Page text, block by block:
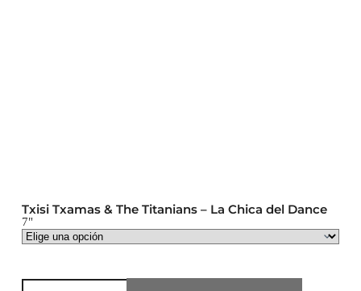
Txisi Txamas & The Titanians – La Chica del Dance
7"